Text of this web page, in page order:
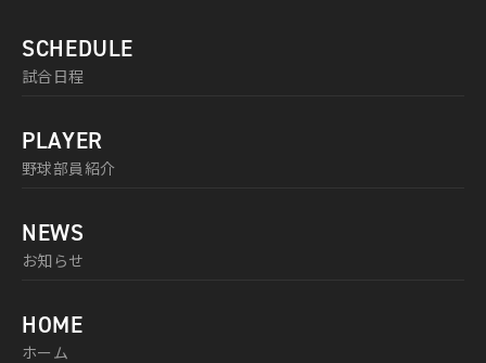
SCHEDULE
試合日程
PLAYER
野球部員紹介
NEWS
お知らせ
HOME
ホーム